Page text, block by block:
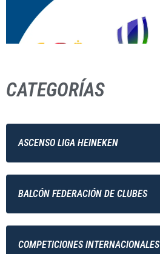
CATEGORÍAS
ASCENSO LIGA HEINEKEN
BALCÓN FEDERACIÓN DE CLUBES
COMPETICIONES INTERNACIONALES